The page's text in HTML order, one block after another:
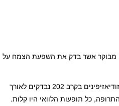
מבוקר אשר בדק את השפעת הצמח על
במחקר אחר אשר בו נבדקה השפעה של 600 מ"ג ליום של תמצית ולריאן לעומת 10 מ"ג ליום של תרופה ממשפחת הבנזודיאזיפינים בקרב 202 נבדקים לאורך